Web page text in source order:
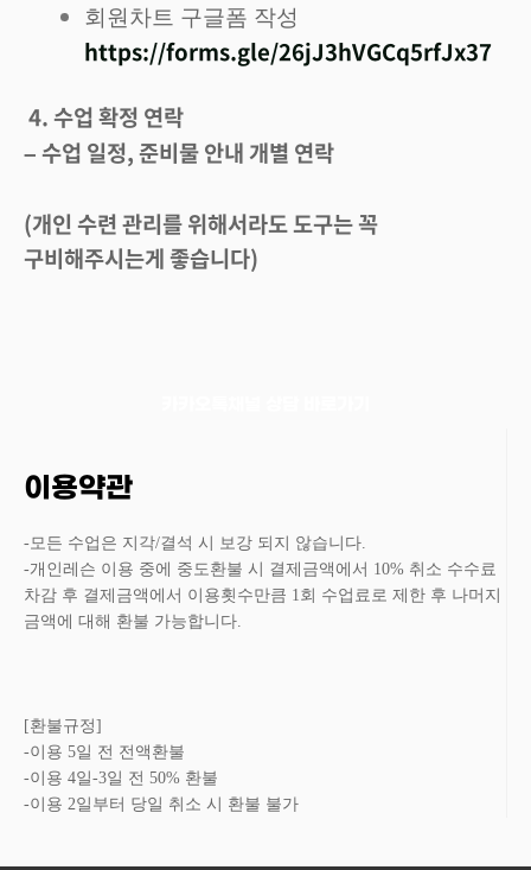
회원차트 구글폼 작성
https://forms.gle/26jJ3hVGCq5rfJx37
4. 수업 확정 연락
– 수업 일정, 준비물 안내 개별 연락
(개인 수련 관리를 위해서라도 도구는 꼭
구비해주시는게 좋습니다)
이용약관
-모든 수업은 지각/결석 시 보강 되지 않습니다.
-개인레슨 이용 중에 중도환불 시 결제금액에서 10% 취소 수수료
차감 후 결제금액에서 이용횟수만큼 1회 수업료로 제한 후 나머지
금액에 대해 환불 가능합니다.
[환불규정]
-이용 5일 전 전액환불
-이용 4일-3일 전 50% 환불
-이용 2일부터 당일 취소 시 환불 불가